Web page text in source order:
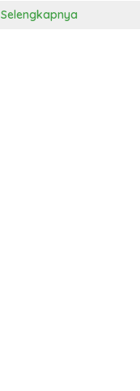
Selengkapnya